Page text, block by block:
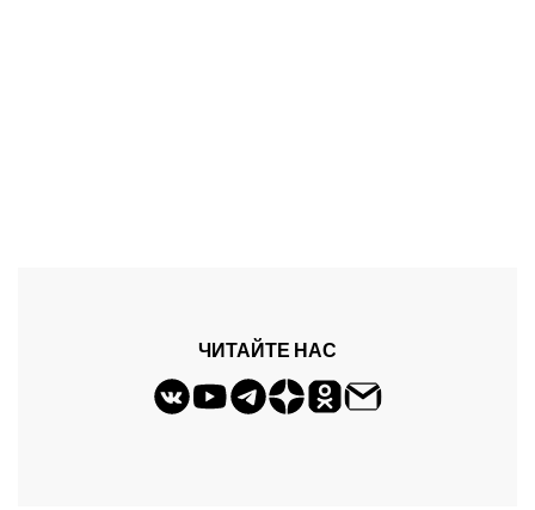
ЧИТАЙТЕ НАС